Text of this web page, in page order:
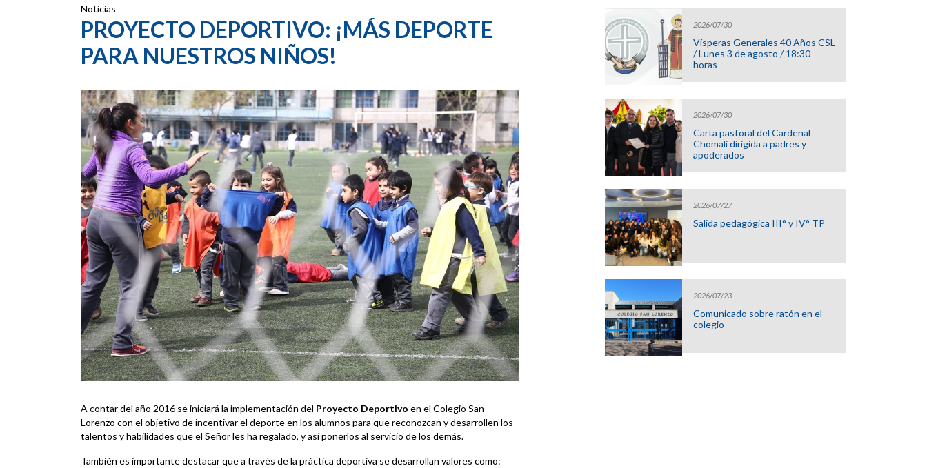
Noticias
PROYECTO DEPORTIVO: ¡MÁS DEPORTE
PARA NUESTROS NIÑOS!
A contar del año 2016 se iniciará la implementación del Proyecto Deportivo en el Colegio San
Lorenzo con el objetivo de incentivar el deporte en los alumnos para que reconozcan y desarrollen los
talentos y habilidades que el Señor les ha regalado, y así ponerlos al servicio de los demás.
También es importante destacar que a través de la práctica deportiva se desarrollan valores como:
2026/07/30
Vísperas Generales 40 Años CSL
/ Lunes 3 de agosto / 18:30
horas
2026/07/30
Carta pastoral del Cardenal
Chomali dirigida a padres y
apoderados
2026/07/27
Salida pedagógica III° y IV° TP
2026/07/23
Comunicado sobre ratón en el
colegio